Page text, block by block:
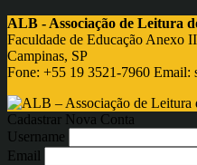
ALB - Associação de Leitura
Faculdade de Educação Anexo
Campinas, SP
Fone: +55 19 3521-7960 Email:
Cadastrar Nova Conta
Username
Email